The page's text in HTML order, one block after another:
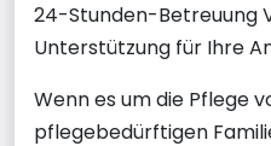
24-Stunden-Betreuung
Unterstützung für Ihre
Wenn es um die Pflege
pflegebedürftigen